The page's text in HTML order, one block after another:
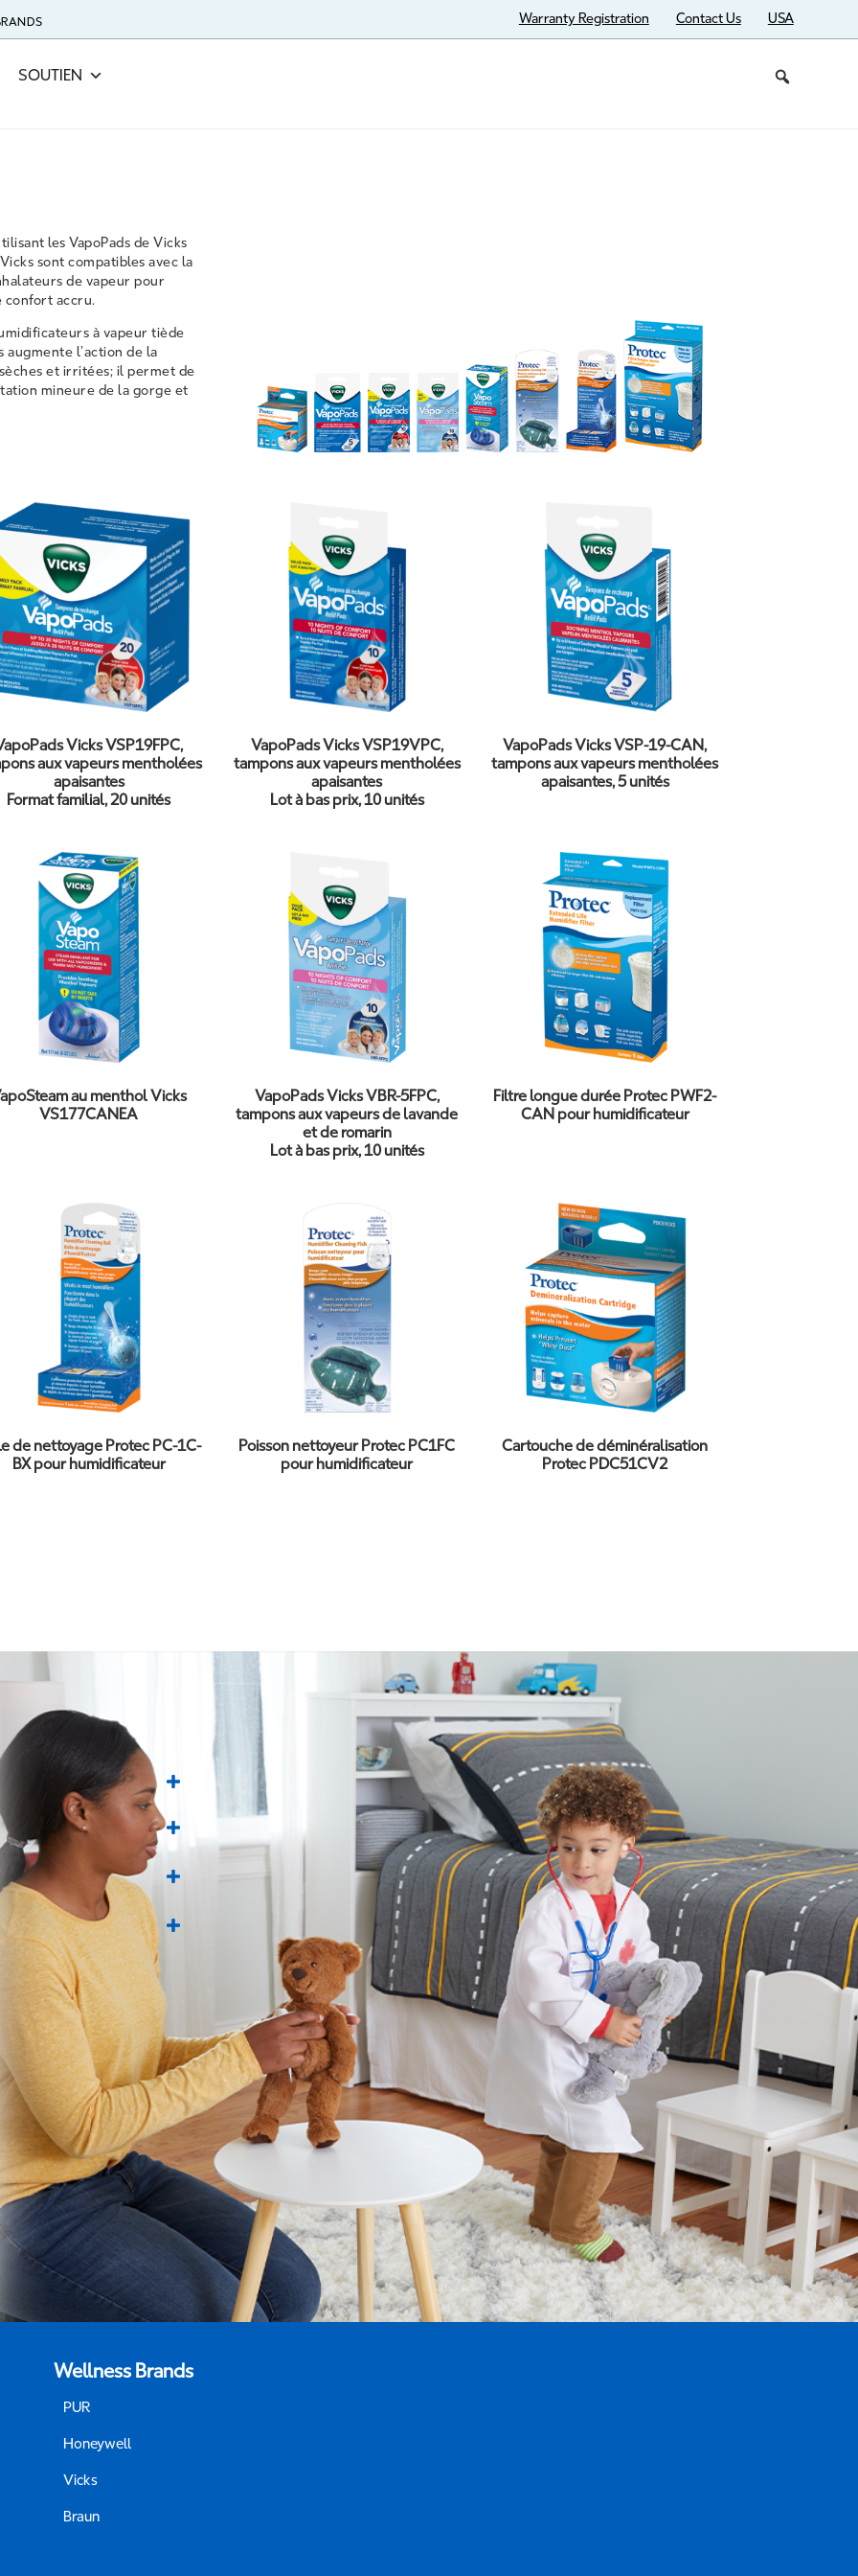
USA
Contact Us
Warranty Registration
SOUTIEN
les VapoPads de Vicks
sont compatibles avec la
de vapeur pour
confort accru.
à vapeur tiède
augmente l’action de la
et irritées; il permet de
mineure de la gorge et
Vicks VSP19FPC,
aux vapeurs mentholées
apaisantes
Format familial, 20 unités
VapoPads Vicks VSP19VPC,
tampons aux vapeurs mentholées
apaisantes
Lot à bas prix, 10 unités
VapoPads Vicks VSP-19-CAN,
tampons aux vapeurs mentholées
apaisantes, 5 unités
au menthol Vicks
VS177CANEA
VapoPads Vicks VBR-5FPC,
tampons aux vapeurs de lavande
et de romarin
Lot à bas prix, 10 unités
Filtre longue durée Protec PWF2-
CAN pour humidificateur
de nettoyage Protec PC-1C-
BX pour humidificateur
Poisson nettoyeur Protec PC1FC
pour humidificateur
Cartouche de déminéralisation
Protec PDC51CV2
Wellness Brands
PUR
Honeywell
Vicks
Braun